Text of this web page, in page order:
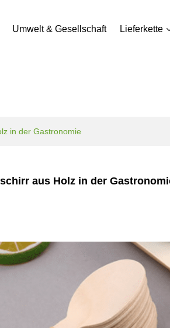
Umwelt & Gesellschaft Lieferkette
in der Gastronomie
aus Holz in der